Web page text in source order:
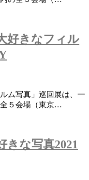
好きなフィル
ム写真」巡回展は、一
５会場（東京…
きな写真2021